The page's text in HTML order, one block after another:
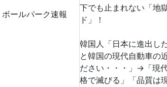
ボールパーク速報
下でも止まれない「地
ド」！
韓国人「日本に進出し
と韓国の現代自動車の
ださい・・・」→「現
格で滅びる」「品質は